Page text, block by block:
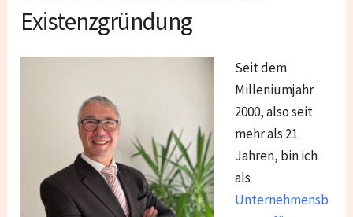
Existenzgründung
Seit dem
Milleniumjahr
2000, also seit
mehr als 21
Jahren, bin ich
als
Unternehmensb